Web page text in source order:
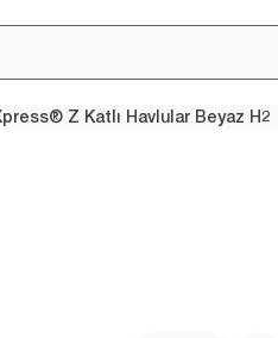
Z Katlı Havlular Beyaz H2